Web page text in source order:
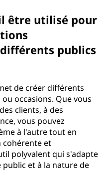
être utilisé pour
publics
de créer différents
occasions. Que vous
clients, à des
vous pouvez
à l'autre tout en
cohérente et
polyvalent qui s'adapte
et à la nature de